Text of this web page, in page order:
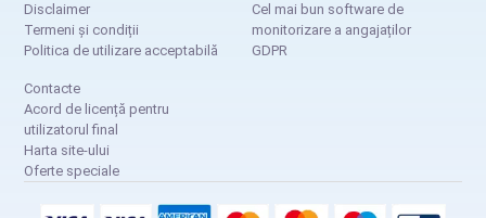
Disclaimer
Termeni și condiții
Politica de utilizare acceptabilă
Cel mai bun software de
monitorizare a angajaților
GDPR
Contacte
Acord de licență pentru
utilizatorul final
Harta site-ului
Oferte speciale